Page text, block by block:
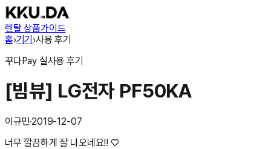
렌탈 상품가이드
홈›기기›사용 후기
꾸다Pay 실사용 후기
[빔뷰] LG전자 PF50KA
이규민·2019-12-07
너무 깔끔하게 잘 나오네요!! ♡